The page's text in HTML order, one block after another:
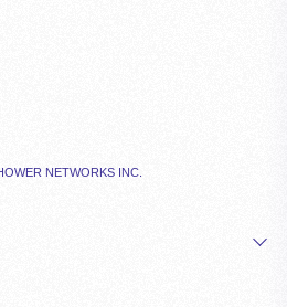
NETWORKS INC.